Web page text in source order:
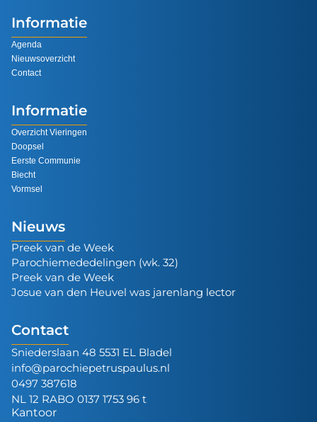
Informatie
Agenda
Nieuwsoverzicht
Contact
Informatie
Overzicht Vieringen
Doopsel
Eerste Communie
Biecht
Vormsel
Nieuws
Preek van de Week
Parochiemededelingen (wk. 32)
Preek van de Week
Josue van den Heuvel was jarenlang lector
Contact
Sniederslaan 48 5531 EL Bladel
info@parochiepetruspaulus.nl
0497 387618
NL 12 RABO 0137 1753 96 t
Kantoor